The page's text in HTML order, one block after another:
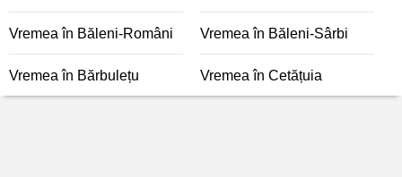
Vremea în Băleni-Români Vremea în Băleni-Sârbi
Vremea în Bărbulețu Vremea în Cetățuia